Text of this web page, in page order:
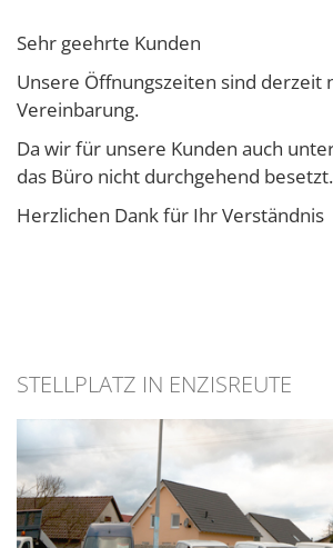
Sehr geehrte Kunden
Unsere Öffnungszeiten sind derzeit
Vereinbarung.
Da wir für unsere Kunden auch
das Büro nicht durchgehend besetzt.
Herzlichen Dank für Ihr Verständnis
STELLPLATZ IN ENZISREUTE